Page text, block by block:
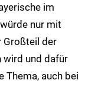
im
nur mit
Großteil der
wird und dafür
Thema, auch bei